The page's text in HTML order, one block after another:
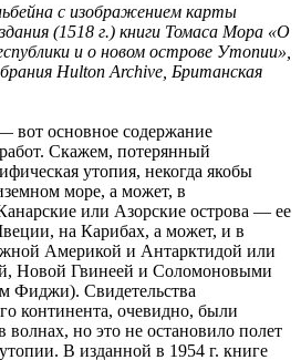
с изображением карты
(1518 г.) книги Томаса Мора «О
и о новом острове Утопии»,
Hulton Archive, Британская
вот основное содержание
Скажем, потерянный
утопия, некогда якобы
море, а может, в
или Азорские острова — ее
на Карибах, а может, и в
Америкой и Антарктидой или
Новой Гвинеей и Соломоновыми
Фиджи). Свидетельства
континента, очевидно, были
волнах, но это не остановило полет
В изданной в 1954 г. книге